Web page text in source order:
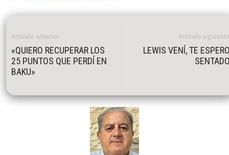
Artículo anterior
«QUIERO RECUPERAR LOS
25 PUNTOS QUE PERDÍ EN
BAKU»
Artículo
LEWIS VENÍ, TE